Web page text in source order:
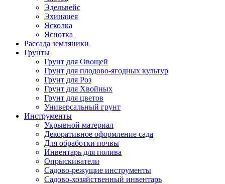
Эдельвейс
Эхинацея
Ясколка
Яснотка
Рассада земляники
Грунты
Грунт для Овощей
Грунт для плодово-ягодных культур
Грунт для Роз
Грунт для Хвойных
Грунт для цветов
Универсальный грунт
Инструменты
Укрывной материал
Декоративное оформление сада
Для обработки почвы
Инвентарь для полива
Опрыскиватели
Садово-режущие инструменты
Садово-хозяйственный инвентарь